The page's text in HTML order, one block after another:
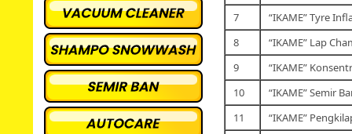
7
“IKAME” Tyre
8
“IKAME” Lap
9
“IKAME”
10
“IKAME” Semir
11
“IKAME”